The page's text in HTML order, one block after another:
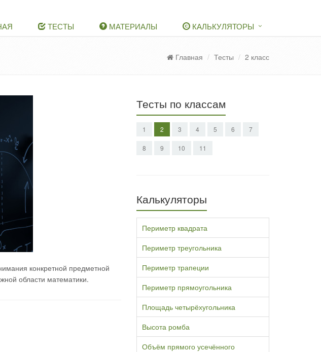
ТЕСТЫ МАТЕРИАЛЫ КАЛЬКУЛЯТОРЫ
Главная Тесты 2 класс
конкретной предметной
области математики.
Тесты по классам
1 2 3 4 5 6 7
8 9 10 11
Калькуляторы
Периметр квадрата
Периметр треугольника
Периметр трапеции
Периметр прямоугольника
Площадь четырёхугольника
Высота ромба
Объём прямого усечённого